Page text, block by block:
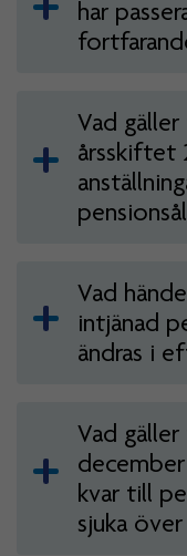
har
Vad
årsskiftet
Vad
intjänad
ändras i
Vad
kvar till
sjuka